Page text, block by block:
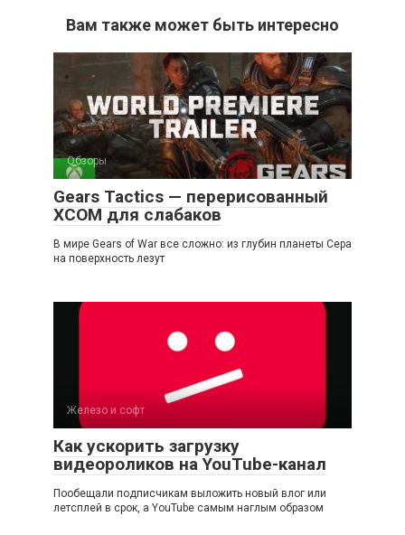
Вам также может быть интересно
Обзоры
Gears Tactics — перерисованный
XCOM для слабаков
В мире Gears of War все сложно: из глубин планеты Сера
на поверхность лезут
Железо и софт
Как ускорить загрузку
видеороликов на YouTube-канал
Пообещали подписчикам выложить новый влог или
летсплей в срок, а YouTube самым наглым образом